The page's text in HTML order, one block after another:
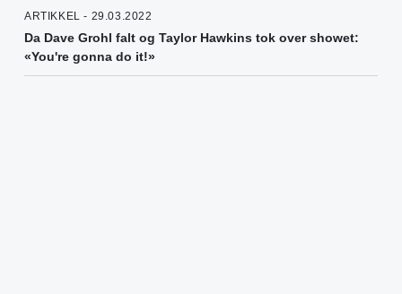
ARTIKKEL - 29.03.2022
Da Dave Grohl falt og Taylor Hawkins tok over showet:
«You're gonna do it!»